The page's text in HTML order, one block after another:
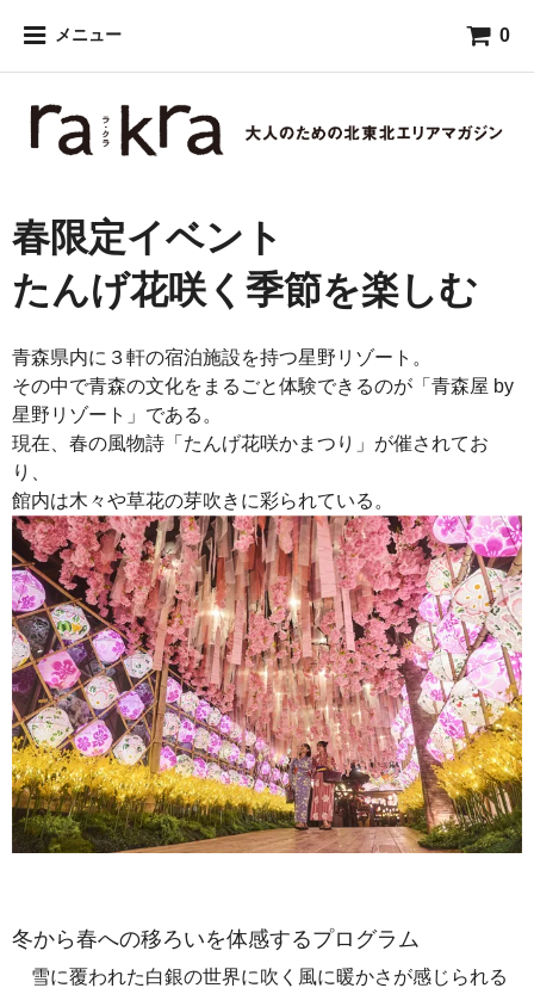
メニュー 0
春限定イベント
たんげ花咲く季節を楽しむ
青森県内に３軒の宿泊施設を持つ星野リゾート。
その中で青森の文化をまるごと体験できるのが「青森屋 by
星野リゾート」である。
現在、春の風物詩「たんげ花咲かまつり」が催されてお
り、
館内は木々や草花の芽吹きに彩られている。
冬から春への移ろいを体感するプログラム
雪に覆われた白銀の世界に吹く風に暖かさが感じられる